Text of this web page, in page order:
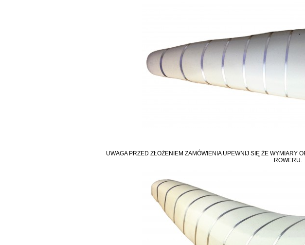
UWAGA PRZED ZŁOŻENIEM ZAMÓWIENIA UPEWNIJ SIĘ ŻE WYMIARY
ROWERU.